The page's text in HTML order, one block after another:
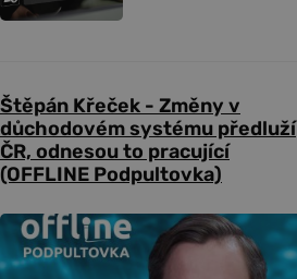
Štěpán Křeček - Změny v
důchodovém systému předluží
ČR, odnesou to pracující
(OFFLINE Podpultovka)